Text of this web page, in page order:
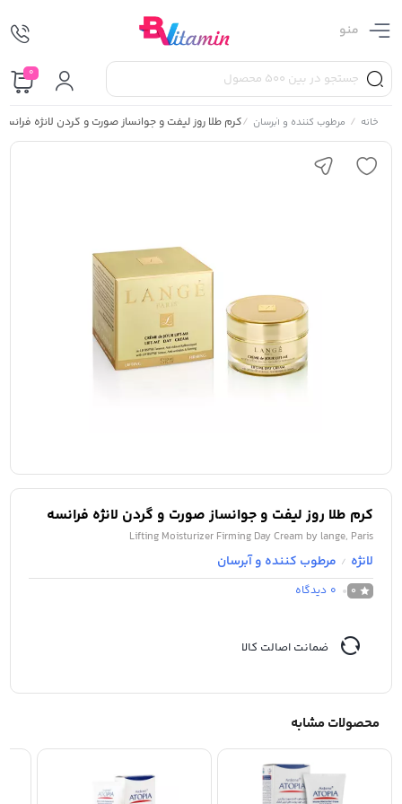
منو
0
خانه / مرطوب کننده و آبرسان /کرم طلا روز لیفت و جوانساز صورت و گردن لانژه
کرم طلا روز لیفت و جوانساز صورت و گردن لانژه فرانسه
Lifting Moisturizer Firming Day Cream by lange, Paris
لانژه / مرطوب کننده و آبرسان
0
0 دیدگاه
ضمانت اصالت کالا
محصولات مشابه